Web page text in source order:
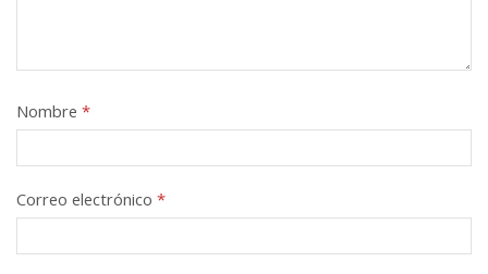
Nombre *
Correo electrónico *